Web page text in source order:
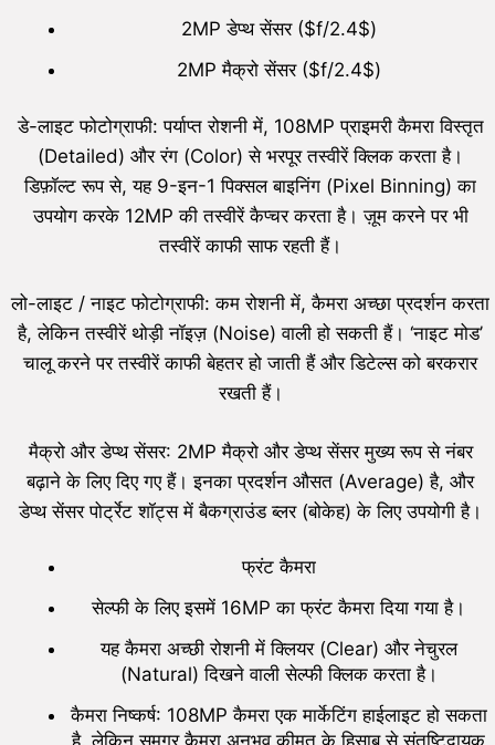
2MP डेप्थ सेंसर ($f/2.4$)
2MP मैक्रो सेंसर ($f/2.4$)
डे-लाइट फोटोग्राफी: पर्याप्त रोशनी में, 108MP प्राइमरी कैमरा विस्तृत
(Detailed) और रंग (Color) से भरपूर तस्वीरें क्लिक करता है।
डिफ़ॉल्ट रूप से, यह 9-इन-1 पिक्सल बाइनिंग (Pixel Binning) का
उपयोग करके 12MP की तस्वीरें कैप्चर करता है। ज़ूम करने पर भी
तस्वीरें काफी साफ रहती हैं।
लो-लाइट / नाइट फोटोग्राफी: कम रोशनी में, कैमरा अच्छा प्रदर्शन करता
है, लेकिन तस्वीरें थोड़ी नॉइज़ (Noise) वाली हो सकती हैं। ‘नाइट मोड’
चालू करने पर तस्वीरें काफी बेहतर हो जाती हैं और डिटेल्स को बरकरार
रखती हैं।
मैक्रो और डेप्थ सेंसर: 2MP मैक्रो और डेप्थ सेंसर मुख्य रूप से नंबर
बढ़ाने के लिए दिए गए हैं। इनका प्रदर्शन औसत (Average) है, और
डेप्थ सेंसर पोर्ट्रेट शॉट्स में बैकग्राउंड ब्लर (बोकेह) के लिए उपयोगी है।
फ्रंट कैमरा
सेल्फी के लिए इसमें 16MP का फ्रंट कैमरा दिया गया है।
यह कैमरा अच्छी रोशनी में क्लियर (Clear) और नेचुरल
(Natural) दिखने वाली सेल्फी क्लिक करता है।
कैमरा निष्कर्ष: 108MP कैमरा एक मार्केटिंग हाईलाइट हो सकता